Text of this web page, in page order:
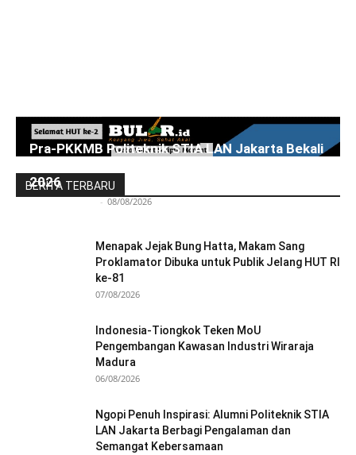
BERITA TERBARU
Pra-PKKMB Politeknik STIA LAN Jakarta Bekali
2026
- 08/08/2026
Menapak Jejak Bung Hatta, Makam Sang
Proklamator Dibuka untuk Publik Jelang HUT RI
ke-81
07/08/2026
Indonesia-Tiongkok Teken MoU
Pengembangan Kawasan Industri Wiraraja
Madura
06/08/2026
Ngopi Penuh Inspirasi: Alumni Politeknik STIA
LAN Jakarta Berbagi Pengalaman dan
Semangat Kebersamaan